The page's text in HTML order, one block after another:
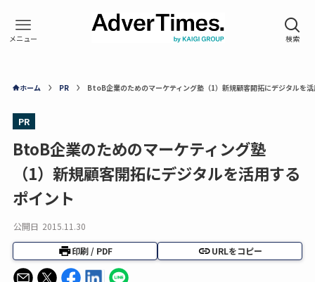
ホーム PR BtoB企業のためのマーケティング塾（1）新規顧客開拓にデジタルを
PR
BtoB企業のためのマーケティング塾
（1）新規顧客開拓にデジタルを活用する
ポイント
公開日 2015.11.30
印刷 / PDF URLをコピー